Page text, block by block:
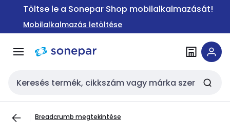
Ugrás a
Ugrás a
tartalomra
Töltse le a Sonepar Shop mobilalkalmazását!
Mobilalkalmazás letöltése
Keresési bemenet
Breadcrumb megtekintése